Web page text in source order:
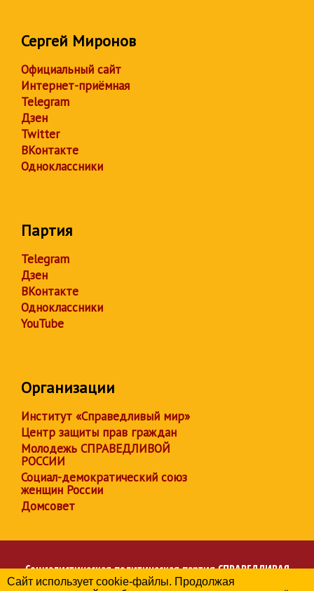
Сергей Миронов
Официальный сайт
Интернет-приёмная
Telegram
Дзен
Twitter
ВКонтакте
Одноклассники
Партия
Telegram
Дзен
ВКонтакте
Одноклассники
YouTube
Организации
Институт «Справедливый мир»
Центр защиты прав граждан
Молодежь СПРАВЕДЛИВОЙ
РОССИИ
Социал-демократический союз
женщин России
Домсовет
Социалистическая политическая партияСПРАВЕДЛИВАЯ
РОССИЯ
Сайт использует cookie-файлы. Продолжая